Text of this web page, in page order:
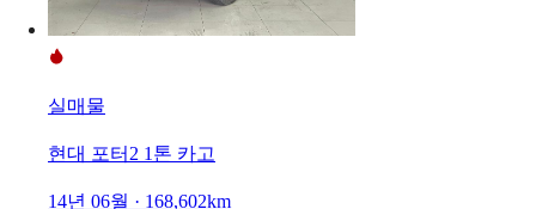
실매물
현대 포터2 1톤 카고
14년 06월 · 168,602km